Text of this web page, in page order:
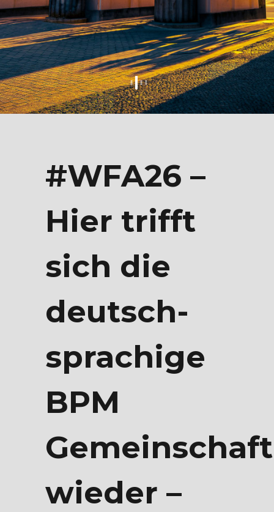
#WFA26 –
Hier trifft
sich die
deutsch­
sprachige
BPM
Gemeinschaft
wieder –